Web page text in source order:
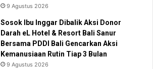
9 Agustus 2026
Sosok Ibu Inggar Dibalik Aksi Donor
Darah eL Hotel & Resort Bali Sanur
Bersama PDDI Bali Gencarkan Aksi
Kemanusiaan Rutin Tiap 3 Bulan
9 Agustus 2026